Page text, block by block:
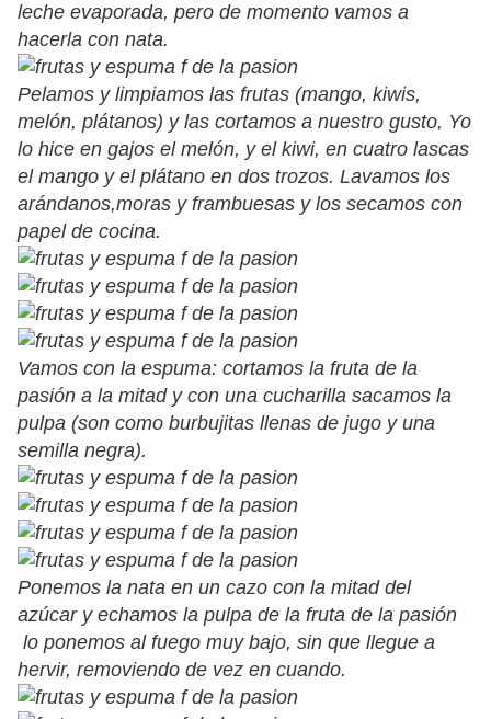
leche evaporada, pero de momento vamos a
hacerla con nata.
Pelamos y limpiamos las frutas (mango, kiwis,
melón, plátanos) y las cortamos a nuestro gusto, Yo
lo hice en gajos el melón, y el kiwi, en cuatro lascas
el mango y el plátano en dos trozos. Lavamos los
arándanos,moras y frambuesas y los secamos con
papel de cocina.
Vamos con la espuma: cortamos la fruta de la
pasión a la mitad y con una cucharilla sacamos la
pulpa (son como burbujitas llenas de jugo y una
semilla negra).
Ponemos la nata en un cazo con la mitad del
azúcar y echamos la pulpa de la fruta de la pasión
lo ponemos al fuego muy bajo, sin que llegue a
hervir, removiendo de vez en cuando.